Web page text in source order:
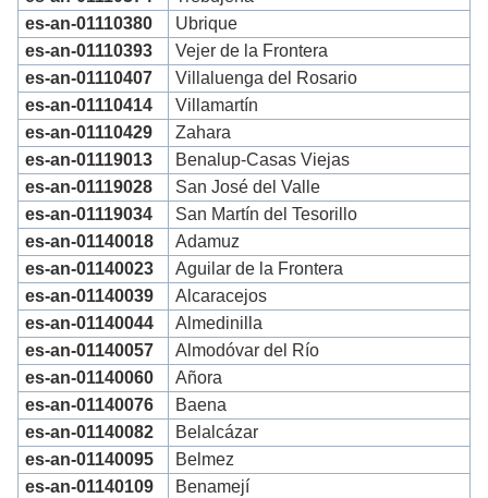
es-an-01110380
Ubrique
es-an-01110393
Vejer de la Frontera
es-an-01110407
Villaluenga del Rosario
es-an-01110414
Villamartín
es-an-01110429
Zahara
es-an-01119013
Benalup-Casas Viejas
es-an-01119028
San José del Valle
es-an-01119034
San Martín del Tesorillo
es-an-01140018
Adamuz
es-an-01140023
Aguilar de la Frontera
es-an-01140039
Alcaracejos
es-an-01140044
Almedinilla
es-an-01140057
Almodóvar del Río
es-an-01140060
Añora
es-an-01140076
Baena
es-an-01140082
Belalcázar
es-an-01140095
Belmez
es-an-01140109
Benamejí